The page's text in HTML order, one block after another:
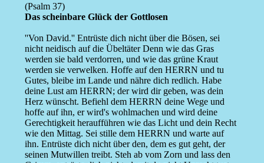
(Psalm 37)
Das scheinbare Glück der Gottlosen
''Von David.'' Entrüste dich nicht über die Bösen, sei
nicht neidisch auf die Übeltäter Denn wie das Gras
werden sie bald verdorren, und wie das grüne Kraut
werden sie verwelken. Hoffe auf den HERRN und tu
Gutes, bleibe im Lande und nähre dich redlich. Habe
deine Lust am HERRN; der wird dir geben, was dein
Herz wünscht. Befiehl dem HERRN deine Wege und
hoffe auf ihn, er wird's wohlmachen und wird deine
Gerechtigkeit heraufführen wie das Licht und dein Recht
wie den Mittag. Sei stille dem HERRN und warte auf
ihn. Entrüste dich nicht über den, dem es gut geht, der
seinen Mutwillen treibt. Steh ab vom Zorn und lass den